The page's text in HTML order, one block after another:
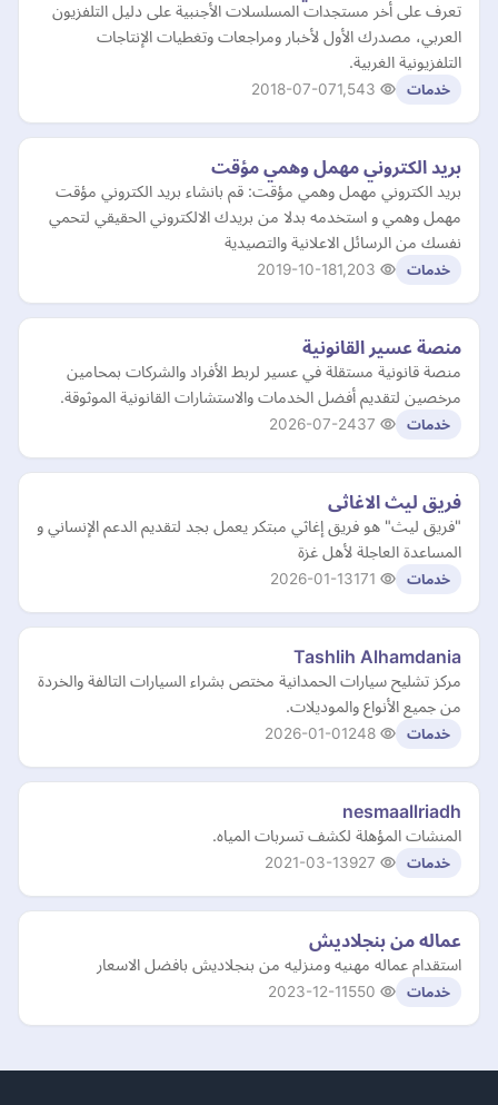
تعرف على أخر مستجدات المسلسلات الأجنبية على دليل التلفزيون
العربي، مصدرك الأول لأخبار ومراجعات وتغطيات الإنتاجات
التلفزيونية الغربية.
خدمات 2018-07-07
بريد الكتروني مهمل وهمي مؤقت
بريد الكتروني مهمل وهمي مؤقت: قم بانشاء بريد الكتروني مؤقت
مهمل وهمي و استخدمه بدلا من بريدك الالكتروني الحقيقي لتحمي
نفسك من الرسائل الاعلانية والتصيدية
خدمات 2019-10-18
منصة عسير القانونية
منصة قانونية مستقلة في عسير لربط الأفراد والشركات بمحامين
مرخصين لتقديم أفضل الخدمات والاستشارات القانونية الموثوقة.
خدمات 2026-07-24
فريق ليث الاغاثى
"فريق ليث" هو فريق إغاثي مبتكر يعمل بجد لتقديم الدعم الإنساني و
المساعدة العاجلة لأهل غزة
خدمات 2026-01-13
Tashlih Alhamdania
مركز تشليح سيارات الحمدانية مختص بشراء السيارات التالفة والخردة
من جميع الأنواع والموديلات.
خدمات 2026-01-01
nesmaallriadh
المنشات المؤهلة لكشف تسربات المياه.
خدمات 2021-03-13
عماله من بنجلاديش
استقدام عماله مهنيه ومنزليه من بنجلاديش بافضل الاسعار
خدمات 2023-12-11